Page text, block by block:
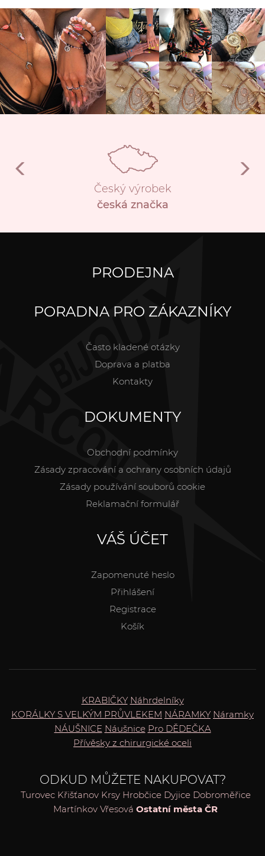
Český výrobek
česká značka
PRODEJNA
PORADNA PRO ZÁKAZNÍKY
Často kladené otázky
Doprava a platba
Kontakty
DOKUMENTY
Obchodní podmínky
Zásady zpracování a ochrany osobních údajů
Zásady používání souborů cookie
Reklamační formulář
VÁŠ ÚČET
Zapomenuté heslo
Přihlášení
Registrace
Košík
KRABIČKY Náhrdelníky
KORÁLKY S VELKÝM PRŮVLEKEM NÁRAMKY Náramky
NÁUŠNICE Náušnice Pro DĚDEČKA
Přívěsky z chirurgické oceli
ODKUD MŮŽETE NAKUPOVAT?
Turovec Křišťanov Krsy Hrobčice Dyjice Dobroměřice
Martínkov Vřesová Ostatní města ČR